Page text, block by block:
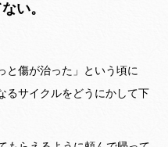
い。
と傷が治った」という頃に
るサイクルをどうにかして下